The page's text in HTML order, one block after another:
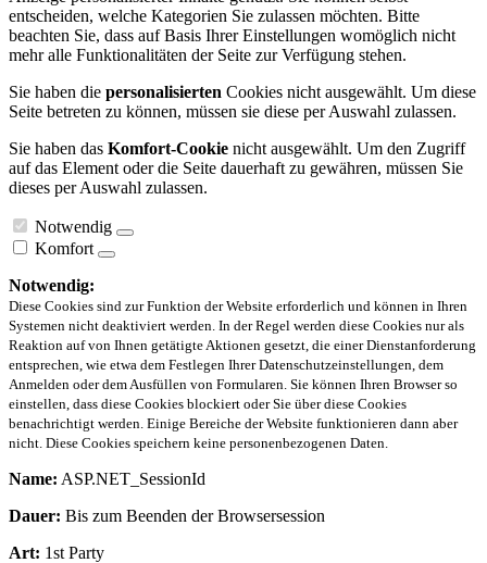
entscheiden, welche Kategorien Sie zulassen möchten. Bitte
beachten Sie, dass auf Basis Ihrer Einstellungen womöglich nicht
mehr alle Funktionalitäten der Seite zur Verfügung stehen.
Sie haben die personalisierten Cookies nicht ausgewählt. Um diese
Seite betreten zu können, müssen sie diese per Auswahl zulassen.
Sie haben das Komfort-Cookie nicht ausgewählt. Um den Zugriff
auf das Element oder die Seite dauerhaft zu gewähren, müssen Sie
dieses per Auswahl zulassen.
Notwendig
Komfort
Notwendig:
Diese Cookies sind zur Funktion der Website erforderlich und können in Ihren
Systemen nicht deaktiviert werden. In der Regel werden diese Cookies nur als
Reaktion auf von Ihnen getätigte Aktionen gesetzt, die einer Dienstanforderung
entsprechen, wie etwa dem Festlegen Ihrer Datenschutzeinstellungen, dem
Anmelden oder dem Ausfüllen von Formularen. Sie können Ihren Browser so
einstellen, dass diese Cookies blockiert oder Sie über diese Cookies
benachrichtigt werden. Einige Bereiche der Website funktionieren dann aber
nicht. Diese Cookies speichern keine personenbezogenen Daten.
Name: ASP.NET_SessionId
Dauer: Bis zum Beenden der Browsersession
Art: 1st Party